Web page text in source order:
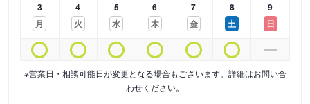
3
月
4
火
5
水
6
木
7
金
8
土
9
日
※営業日・相談可能日が変更となる場合もございます。詳細はお問い合
わせください。